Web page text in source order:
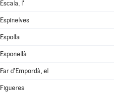
Escala, l'
Espinelves
Espolla
Esponellà
Far d'Empordà, el
Figueres